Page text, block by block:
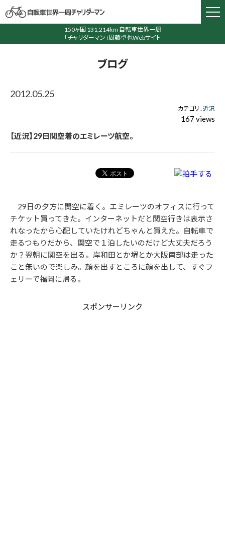
150ヶ国 131,214km 自転車世界一周
「チャリダーマン」周藤卓也Webサイト
ブログ
2012.05.25
カテゴリ :近況
167 views
【近況】29日関空着のエミレーツ航空。
29日の夕方に関空に着く。エミレーツのオフィスに行って
チケット買ってきた。インターネットだと関空行きは表示さ
れなったから心配していたけれどちゃんと買えた。自転車で
走るつもりだから、関空で１泊したいのだけど大丈夫だろう
か？翌朝に関空を出る。岸和田とか堺とか大阪南部は走った
こと無いので楽しみ。顔を出すところに顔を出して、すぐフ
ェリーで福岡に帰る。
スポンサーリンク